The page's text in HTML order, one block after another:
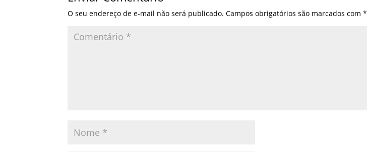
O seu endereço de e-mail não será publicado. Campos obrigatórios são marcados com*